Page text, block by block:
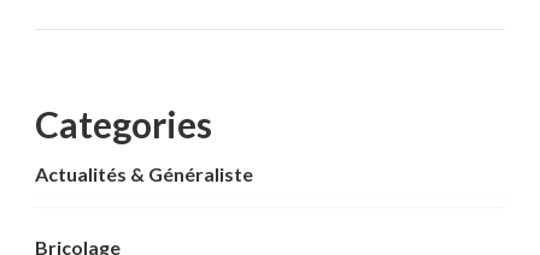
Categories
Actualités & Généraliste
Bricolage